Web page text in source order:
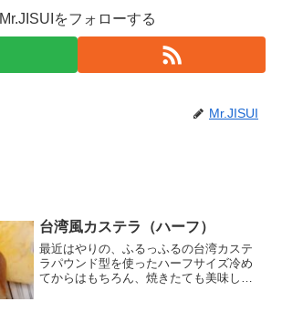
Mr.JISUIをフォローする
Mr.JISUI
台湾風カステラ（ハーフ）
最近はやりの、ふるっふるの台湾カステ
ラパウンド型を使ったハーフサイズ冷め
てからはもちろん、焼きたても美味しい